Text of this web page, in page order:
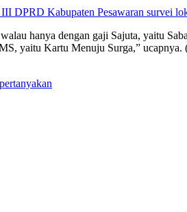
DPRD Kabupaten Pesawaran survei
hanya dengan gaji Sajuta, yaitu
yaitu Kartu Menuju Surga,”